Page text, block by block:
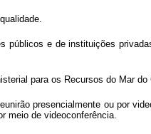
públicos e de instituições
para os Recursos do Mar
presencialmente ou por
meio de videoconferência.